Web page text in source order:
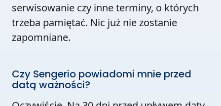
serwisowanie czy inne terminy, o których
trzeba pamiętać. Nic już nie zostanie
zapomniane.
Czy Sengerio powiadomi mnie przed
datą ważności?